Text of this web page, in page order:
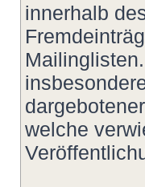
innerhalb
welche